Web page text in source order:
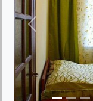
Предыдущее